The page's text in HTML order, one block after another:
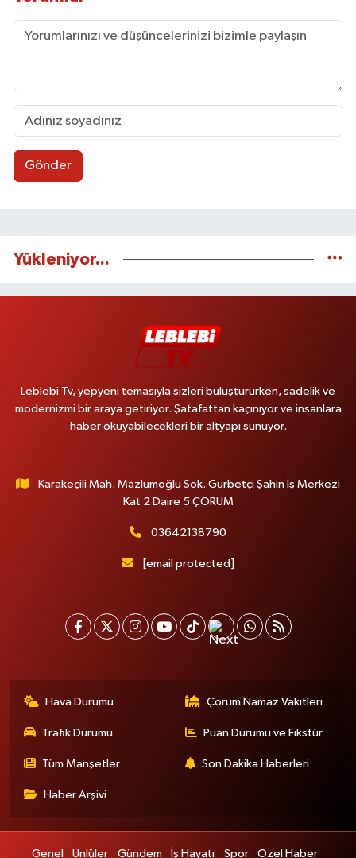
Gönder
Yükleniyor...
Leblebi Tv, yepyeni temasıyla sizleri buluştururken, sadelik ve
modernizmi bir araya getiriyor. Şatafattan kaçınıyor ve insanlara
haber okuyabilecekleri bir altyapı sunuyor.
Karakeçili Mah. Mazlumoğlu Sok. Gurbetçi Şahin İş Merkezi
Kat 2 Daire 5 ÇORUM
03642138790
[email protected]
Hava Durumu Çorum Namaz Vakitleri
Trafik Durumu Puan Durumu ve Fikstür
Tüm Manşetler Son Dakika Haberleri
Haber Arşivi
Genel Ünlüler Gündem İş Hayatı Spor Özel Haber